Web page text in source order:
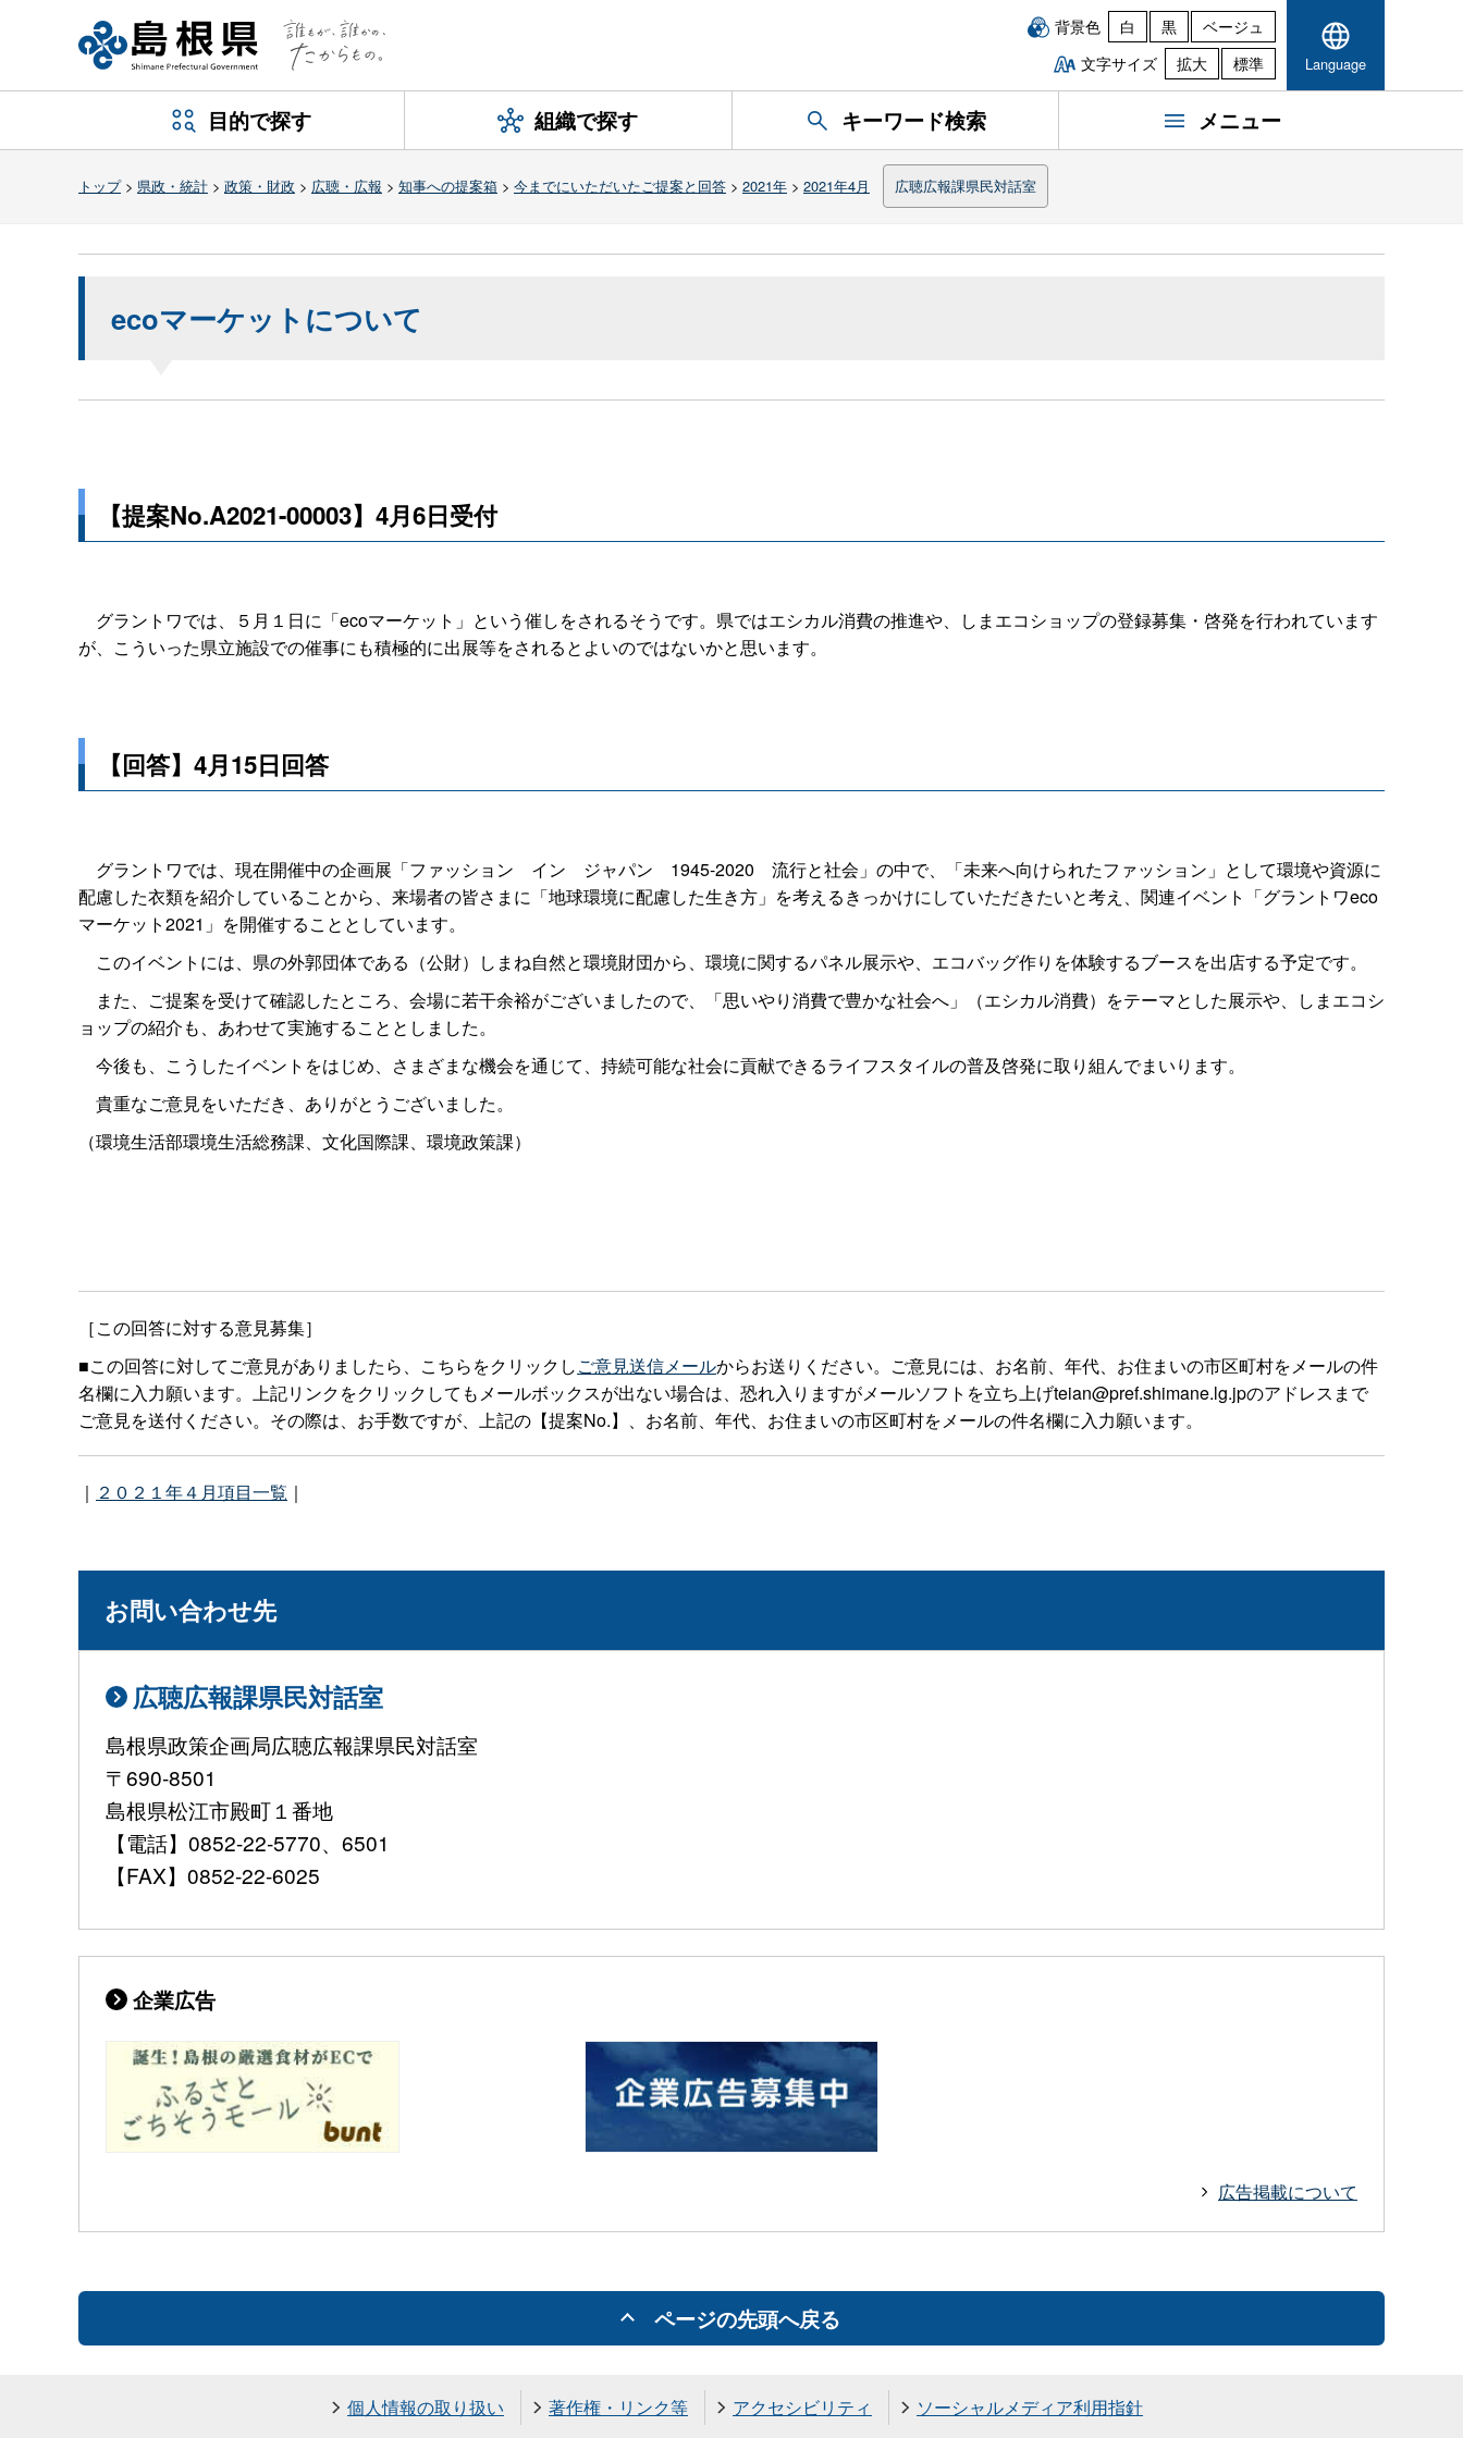
背景色 白 黒
ベージュ
文字サイズ
拡大 標準 Language
目的で探す 組織で探す キーワード検索 メニュー
トップ> 県政・統計 > 政策・財政 > 広聴・広報 > 知事への提案箱 > 今までにいただいたご提案と回答 > 2021年 > 2021年4月 広聴広報課県民対話室
ecoマーケットについて
【提案No.A2021-00003】4月6日受付
グラントワでは、５月１日に「ecoマーケット」という催しをされるそうです。県ではエシカル消費の推進や、しまエコショップの登録募集・啓発を行われています
が、こういった県立施設での催事にも積極的に出展等をされるとよいのではないかと思います。
【回答】4月15日回答
グラントワでは、現在開催中の企画展「ファッショ ン イ ン ジャパン 1945-2020 流行と社会」の中で、「未来へ向けられたファッション」として環境や資源に
配慮した衣類を紹介していることから、来場者の皆さまに「地球環境に配慮した生き方」を考えるきっかけにしていただきたいと考え、関連イベント「グラントワeco
マーケット2021」を開催することとしています。
このイベントには、県の外郭団体である（公財）しまね自然と環境財団から、環境に関するパネル展示や、エコバッグ作りを体験するブースを出店する予定です。
また、ご提案を受けて確認したところ、会場に若干余裕がございましたので、「思いやり消費で豊かな社会へ」（エシカル消費）をテーマとした展示や、しまエコシ
ョップの紹介も、あわせて実施することとしました。
今後も、こうしたイベントをはじめ、さまざまな機会を通じて、持続可能な社会に貢献できるライフスタイルの普及啓発に取り組んでまいります。
貴重なご意見をいただき、ありがとうございました。
（環境生活部環境生活総務課、文化国際課、環境政策課）
［この回答に対する意見募集］
■この回答に対してご意見がありましたら、こちらをクリックしご意見送信メールからお送りください。ご意見には、お名前、年代、お住まいの市区町村をメールの件
名欄に入力願います。上記リンクをクリックしてもメールボックスが出ない場合は、恐れ入りますがメールソフトを立ち上げteian@pref.shimane.lg.jpのアドレスまで
ご意見を送付ください。その際は、お手数ですが、上記の【提案No.】、お名前、年代、お住まいの市区町村をメールの件名欄に入力願います。
｜ ２０２１年４月項目一覧 ｜
お問い合わせ先
広聴広報課県民対話室
島根県政策企画局広聴広報課県民対話室
〒690-8501
島根県松江市殿町１番地
【電話】0852-22-5770、6501
【FAX】0852-22-6025
企業広告
広告掲載について
ページの先頭へ戻る
個人情報の取り扱い 著作権・リンク等 アクセシビリティ ソーシャルメディア利用指針